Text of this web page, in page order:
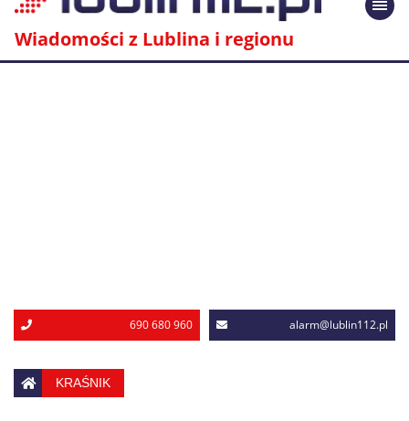
Wiadomości z Lublina i regionu
690 680 960 alarm@lublin112.pl
KRAŚNIK